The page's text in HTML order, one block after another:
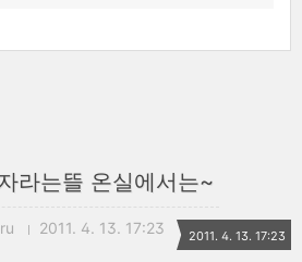
라는뜰 온실에서는~
2011. 4. 13. 17:23 2011. 4. 13. 17:23